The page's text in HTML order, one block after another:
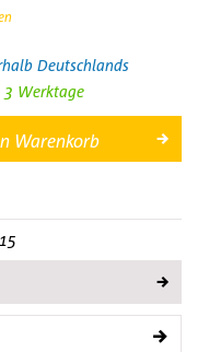
Deutschlands
Werktage
Warenkorb